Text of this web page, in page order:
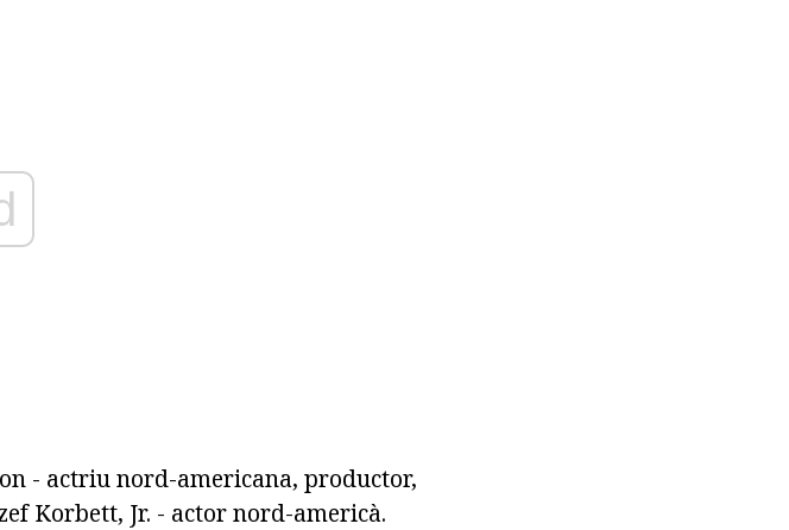
- actriu nord-americana, productor,
Korbett, Jr. - actor nord-americà.